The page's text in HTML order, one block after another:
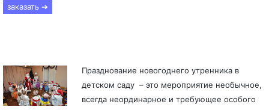
заказать ➔
Празднование новогоднего утренника в
детском саду – это мероприятие необычное,
всегда неординарное и требующее особого